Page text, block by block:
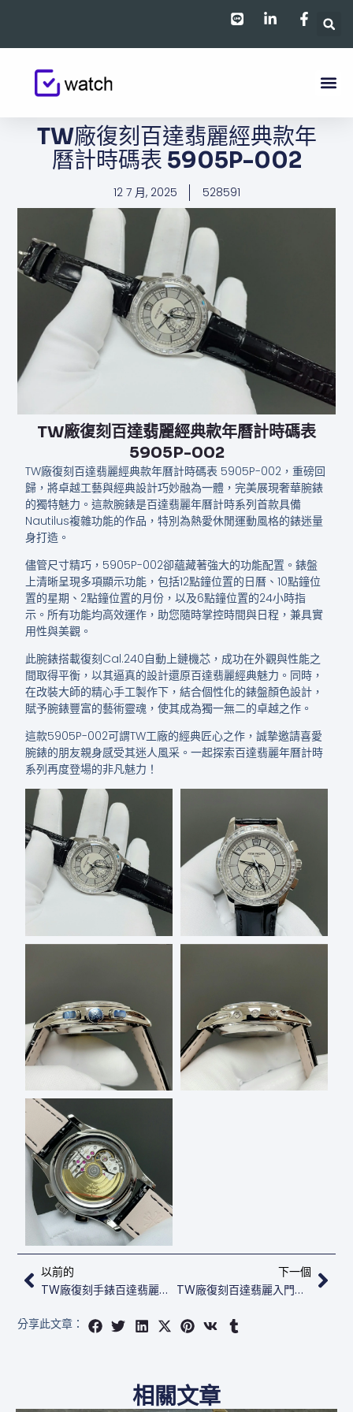
TW廠復刻百達翡麗經典款​​年
曆計時碼表 5905P-002
12 7 月, 2025 528591
TW廠復刻百達翡麗經典款​​年曆計時碼表
5905P-002
TW廠復刻百達翡麗經典款​​年曆計時碼表 5905P-002，重磅回
歸，將卓越工藝與經典設計巧妙融為一體，完美展現奢華腕錶
的獨特魅力。這款腕錶是百達翡麗年曆計時系列首款具備
Nautilus複雜功能的作品，特別為熱愛休閒運動風格的錶迷量
身打造。
儘管尺寸精巧，5905P-002卻蘊藏著強大的功能配置。錶盤
上清晰呈現多項顯示功能，包括12點鐘位置的日曆、10點鐘位
置的星期、2點鐘位置的月份，以及6點鐘位置的24小時指
示。所有功能均高效運作，助您隨時掌控時間與日程，兼具實
用性與美觀。
此腕錶搭載復刻Cal.240自動上鏈機芯，成功在外觀與性能之
間取得平衡，以其逼真的設計還原百達翡麗經典魅力。同時，
在改裝大師的精心手工製作下，結合個性化的錶盤顏色設計，
賦予腕錶豐富的藝術靈魂，使其成為獨一無二的卓越之作。
這款5905P-002可謂TW工廠的經典匠心之作，誠摯邀請喜愛
腕錶的朋友親身感受其迷人風采。一起探索百達翡麗年曆計時
系列再度登場的非凡魅力！
上一頁
以前的
TW廠復刻手錶百達翡麗​年曆計時碼表 5905R-010
下一個
TW廠復刻百達翡麗入門款​年曆計時碼表 5905P-010
下
分享此文章：
相關文章